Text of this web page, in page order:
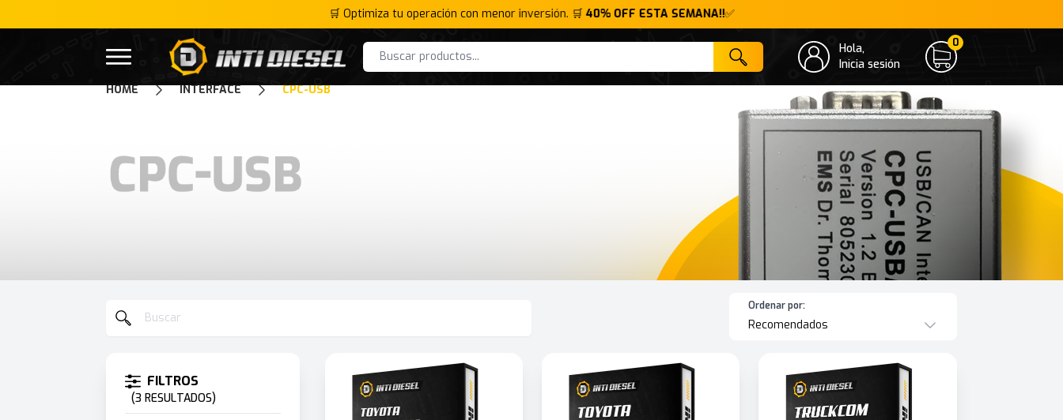
🛒 Optimiza tu operación con menor inversión. 🛒40% OFF ESTA SEMANA!!✅
Open menu
Inti Diesel
Hola,
Inicia sesión
Cart
0
HOME INTERFACE CPC-USB
Ordenar por:
Recomendados
FILTROS
(3 RESULTADOS)